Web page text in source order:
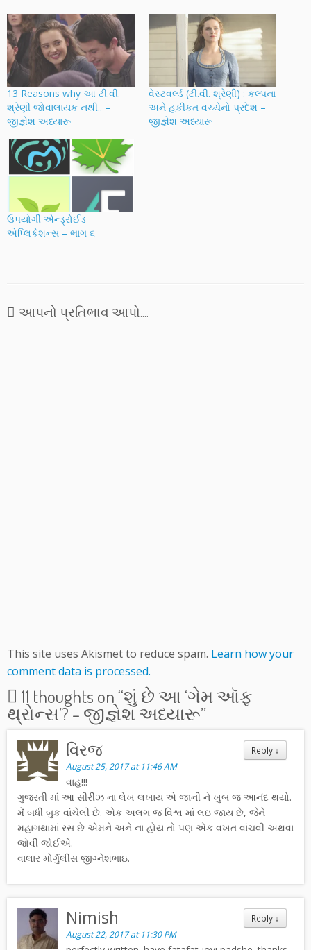
13 Reasons why આ ટી.વી.
શ્રેણી જોવાલાયક નથી.. –
જીજ્ઞેશ અધ્યારૂ
વેસ્ટવર્લ્ડ (ટી.વી. શ્રેણી) : કલ્પના
અને હકીકત વચ્ચેનો પ્રદેશ –
જીજ્ઞેશ અધ્યારૂ
ઉપયોગી એન્ડ્રોઈડ
એપ્લિકેશન્સ – ભાગ ૬
આપનો પ્રતિભાવ આપો....
This site uses Akismet to reduce spam. Learn how your
comment data is processed.
11 thoughts on “શું છે આ ‘ગેમ ઑફ
થ્રોન્સ’? – જીજ્ઞેશ અધ્યારૂ”
Reply ↓
વિરજ
August 25, 2017 at 11:46 AM
વાહ!!!
ગુજરતી માં આ સીરીઝ ના લેખ લખાય એ જાની ને ખુબ જ આનંદ થયો.
મેં બધી બુક વાંચેલી છે. એક અલગ જ વિશ્વ માં લઇ જાય છે, જેને
મહાગથામાં રસ છે એમને અને ના હોય તો પણ એક વખત વાંચવી અથવા
જોવી જોઈએ.
વાલાર મોર્ગુલીસ જીગ્નેશભાઇ.
Reply ↓
Nimish
August 22, 2017 at 11:30 PM